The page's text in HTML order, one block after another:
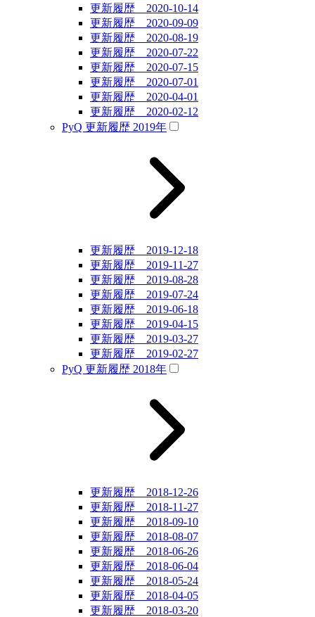
更新履歴 2020-10-14
更新履歴 2020-09-09
更新履歴 2020-08-19
更新履歴 2020-07-22
更新履歴 2020-07-15
更新履歴 2020-07-01
更新履歴 2020-04-01
更新履歴 2020-02-12
PyQ 更新履歴 2019年
更新履歴 2019-12-18
更新履歴 2019-11-27
更新履歴 2019-08-28
更新履歴 2019-07-24
更新履歴 2019-06-18
更新履歴 2019-04-15
更新履歴 2019-03-27
更新履歴 2019-02-27
PyQ 更新履歴 2018年
更新履歴 2018-12-26
更新履歴 2018-11-27
更新履歴 2018-09-10
更新履歴 2018-08-07
更新履歴 2018-06-26
更新履歴 2018-06-04
更新履歴 2018-05-24
更新履歴 2018-04-05
更新履歴 2018-03-20